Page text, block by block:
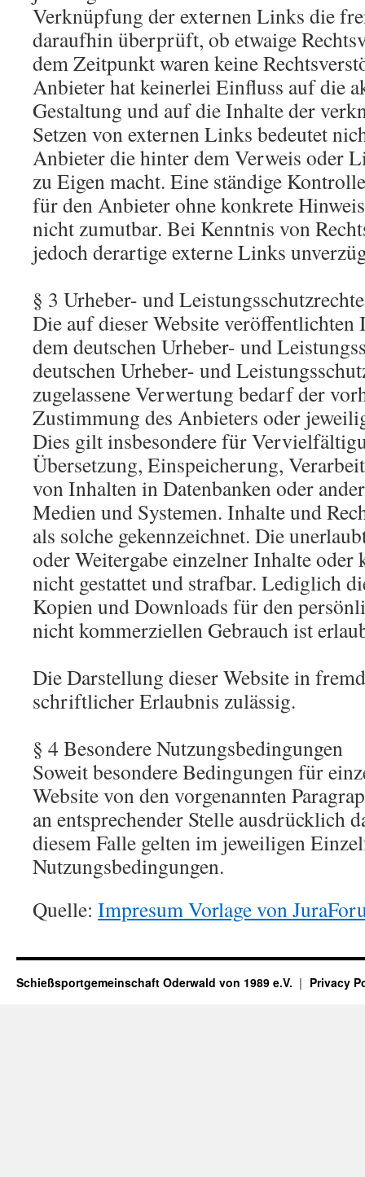
Verknüpfung der externen Links die
daraufhin überprüft, ob etwaige
dem Zeitpunkt waren keine
Anbieter hat keinerlei Einfluss auf die
Gestaltung und auf die Inhalte der
Setzen von externen Links bedeutet
Anbieter die hinter dem Verweis oder
zu Eigen macht. Eine ständige
für den Anbieter ohne konkrete
nicht zumutbar. Bei Kenntnis von
jedoch derartige externe Links
§ 3 Urheber- und Leistungsschutzrechte
Die auf dieser Website veröffentlichten
dem deutschen Urheber- und
deutschen Urheber- und
zugelassene Verwertung bedarf der
Zustimmung des Anbieters oder
Dies gilt insbesondere für
Übersetzung, Einspeicherung,
von Inhalten in Datenbanken oder
Medien und Systemen. Inhalte und
als solche gekennzeichnet. Die
oder Weitergabe einzelner Inhalte oder
nicht gestattet und strafbar. Lediglich
Kopien und Downloads für den
nicht kommerziellen Gebrauch ist
Die Darstellung dieser Website in
schriftlicher Erlaubnis zulässig.
§ 4 Besondere Nutzungsbedingungen
Soweit besondere Bedingungen für
Website von den vorgenannten
an entsprechender Stelle ausdrücklich
diesem Falle gelten im jeweiligen
Nutzungsbedingungen.
Quelle: Impresum Vorlage von
Schießsportgemeinschaft Oderwald von 1989 e.V. Privacy